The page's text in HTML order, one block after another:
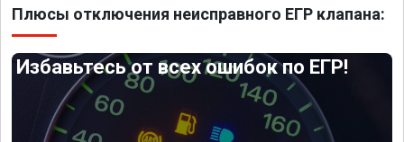
Плюсы отключения неисправного ЕГР клапана:
Избавьтесь от всех ошибок по ЕГР!